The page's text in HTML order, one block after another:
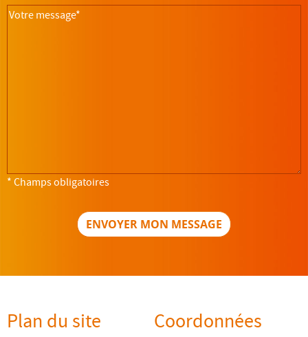
* Champs obligatoires
Plan du site Coordonnées